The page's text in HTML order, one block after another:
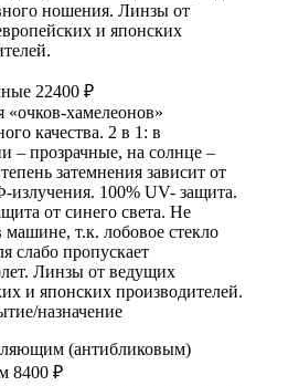
ношения. Линзы от
и японских
22400 ₽
хамелеонов»
качества. 2 в 1: в
– прозрачные, на солнце –
затемнения зависит от
излучения. 100% UV- защита.
от синего света. Не
т.к. лобовое стекло
слабо пропускает
Линзы от ведущих
и японских производителей.
назначение
(антибликовым)
8400 ₽